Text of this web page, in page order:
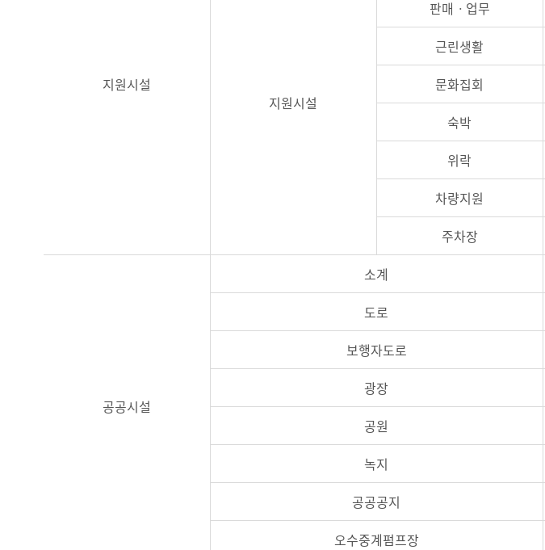
지원시설
지원시설
판매ㆍ업무
근린생활
문화집회
숙박
위락
차량지원
주차장
공공시설
소계
도로
보행자도로
광장
공원
녹지
공공공지
오수중계펌프장